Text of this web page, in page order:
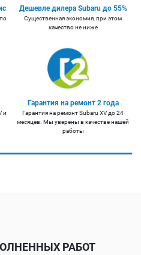
Дешевле дилера Subaru до 55%
Существенная экономия, при этом
качество не ниже
и
Гарантия на ремонт 2 года
Гарантия на ремонт Subaru XV до 24
месяцев. Мы уверены в качестве нашей
работы
РАБОТ